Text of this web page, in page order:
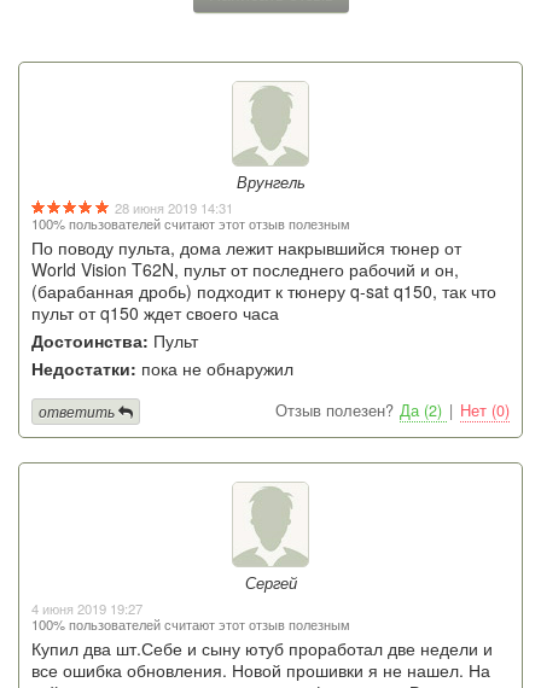
Врунгель
28 июня 2019 14:31
100% пользователей считают этот отзыв полезным
По поводу пульта, дома лежит накрывшийся тюнер от
World Vision T62N, пульт от последнего рабочий и он,
(барабанная дробь) подходит к тюнеру q-sat q150, так что
пульт от q150 ждет своего часа
Достоинства: Пульт
Недостатки: пока не обнаружил
Отзыв полезен? Да (2) | Нет (0)
ответить
Сергей
4 июня 2019 19:27
100% пользователей считают этот отзыв полезным
Купил два шт.Себе и сыну ютуб проработал две недели и
все ошибка обновления. Новой прошивки я не нашел. На